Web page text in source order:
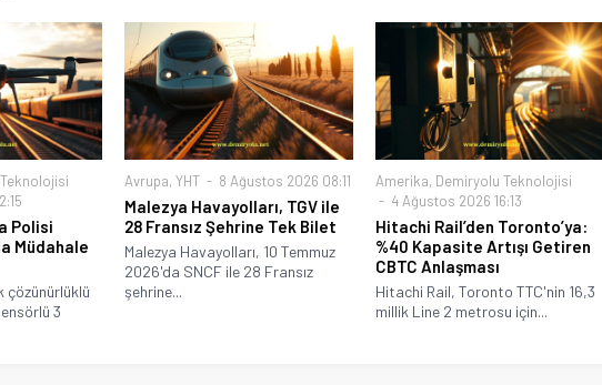
Polisi
Müdahale
çözünürlüklü
3
Avrupa, YHT 8 Ağustos 2026 08:11
Malezya Havayolları, TGV ile
28 Fransız Şehrine Tek Bilet
Malezya Havayolları, 10 Temmuz
2026'da SNCF ile 28 Fransız
şehrine...
Amerika, Demiryolu Teknolojisi
4 Ağustos 2026 16:13
Hitachi Rail’den Toronto’ya:
%40 Kapasite Artışı Getiren
CBTC Anlaşması
Hitachi Rail, Toronto TTC'nin 16,3
millik Line 2 metrosu için...